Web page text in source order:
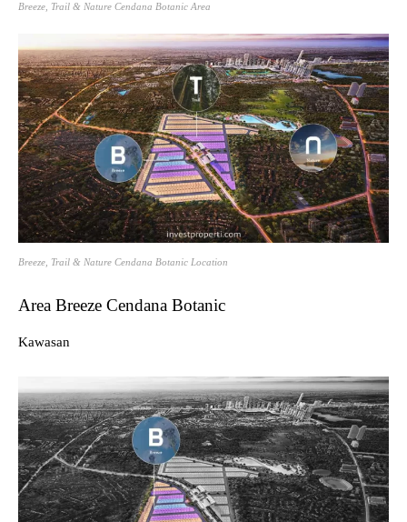
Breeze, Trail & Nature Cendana Botanic Area
Breeze, Trail & Nature Cendana Botanic Location
Area Breeze Cendana Botanic
Kawasan